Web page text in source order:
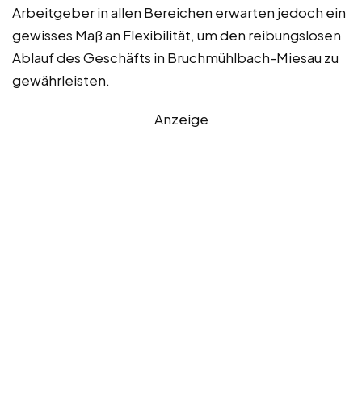
Arbeitgeber in allen Bereichen erwarten jedoch ein
gewisses Maß an Flexibilität, um den reibungslosen
Ablauf des Geschäfts in Bruchmühlbach-Miesau zu
gewährleisten.
Anzeige